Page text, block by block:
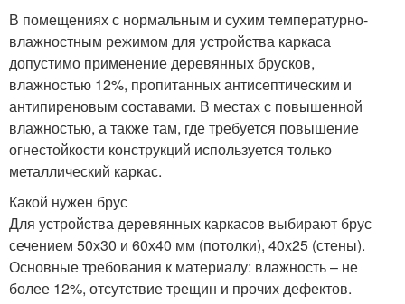
В помещениях с нормальным и сухим температурно-
влажностным режимом для устройства каркаса
допустимо применение деревянных брусков,
влажностью 12%, пропитанных антисептическим и
антипиреновым составами. В местах с повышенной
влажностью, а также там, где требуется повышение
огнестойкости конструкций используется только
металлический каркас.
Какой нужен брус
Для устройства деревянных каркасов выбирают брус
сечением 50х30 и 60х40 мм (потолки), 40х25 (стены).
Основные требования к материалу: влажность – не
более 12%, отсутствие трещин и прочих дефектов.